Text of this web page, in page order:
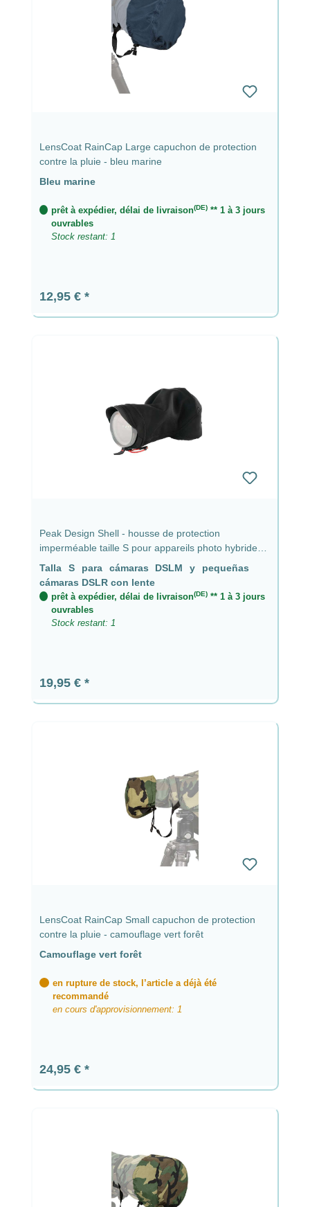
LensCoat RainCap Large capuchon de protection
contre la pluie - bleu marine
Bleu marine
prêt à expédier, délai de livraison(DE)** 1 à 3 jours
ouvrables
Stock restant: 1
Prix régulier :
12,95 €
Peak Design Shell - housse de protection
imperméable taille S pour appareils photo hybrides
et petits reflex avec objectif jusqu'à 9 cm
Talla S para cámaras DSLM y pequeñas
cámaras DSLR con lente
prêt à expédier, délai de livraison(DE)** 1 à 3 jours
ouvrables
Stock restant: 1
Prix régulier :
19,95 €
LensCoat RainCap Small capuchon de protection
contre la pluie - camouflage vert forêt
Camouflage vert forêt
en rupture de stock, l’article a déjà été
recommandé
en cours d'approvisionnement: 1
Prix régulier :
24,95 €